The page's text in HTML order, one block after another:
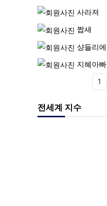
사라져
짭새
샹들리에
지혜아빠
1
전세계 지수